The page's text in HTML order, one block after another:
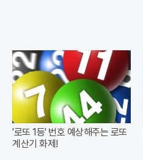
'로또 1등' 번호 예상해주는 로또
계산기 화제!